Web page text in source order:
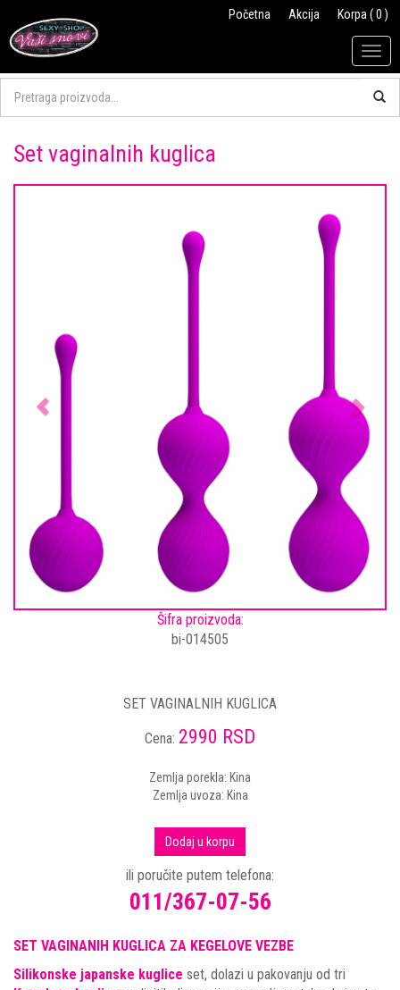
Početna Akcija Korpa ( 0 )
Set vaginalnih kuglica
Šifra proizvoda:
bi-014505
SET VAGINALNIH KUGLICA
Cena: 2990 RSD
Zemlja porekla: Kina
Zemlja uvoza: Kina
Dodaj u korpu
ili poručite putem telefona:
011/367-07-56
SET VAGINANIH KUGLICA ZA KEGELOVE VEZBE
Silikonske japanske kuglice set, dolazi u pakovanju od tri